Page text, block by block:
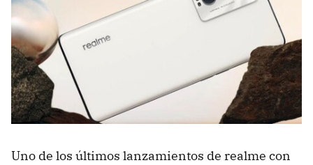
Uno de los últimos lanzamientos de realme con